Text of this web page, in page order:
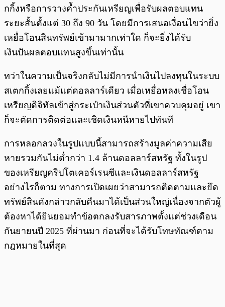
กกิ้งหรือการวางค้ำประกันเหรียญเพื่อรับผลตอบแทน
ระยะสั้นตั้งแต่ 30 ถึง 90 วัน โดยมีการเสนอเงื่อนไขว่ายิ่ง
เหยื่อโอนสินทรัพย์เข้ามามากเท่าใด ก็จะยิ่งได้รับ
เงินปันผลตอบแทนสูงขึ้นเท่านั้น
ทว่าในความเป็นจริงกลับไม่มีการนำเงินไปลงทุนในระบบ
สเตกกิ้งเลยแม้แต่ดอลลาร์เดียว เมื่อเหยื่อหลงเชื่อโอน
เหรียญดิจิทัลเข้าสู่กระเป๋าเงินส่วนตัวที่เขาควบคุมอยู่ เขา
ก็จะตัดการติดต่อและเชิดเงินหนีหายไปทันที
การหลอกลวงในรูปแบบนี้สามารถสร้างมูลค่าความเสีย
หายรวมกันไม่ต่ำกว่า 1.4 ล้านดอลลาร์สหรัฐ ทั้งในรูป
ของเหรียญคริปโตเคอร์เรนซีและเงินดอลลาร์สหรัฐ
อย่างไรก็ตาม ทางการเปิดเผยว่าสามารถติดตามและยึด
ทรัพย์สินดังกล่าวกลับคืนมาได้เป็นส่วนใหญ่เนื่องจากตัวผู้
ต้องหาได้ยินยอมทำข้อตกลงรับสารภาพตั้งแต่ช่วงเดือน
กันยายนปี 2025 ที่ผ่านมา ก่อนที่จะได้รับโทษทัณฑ์ตาม
กฎหมายในที่สุด